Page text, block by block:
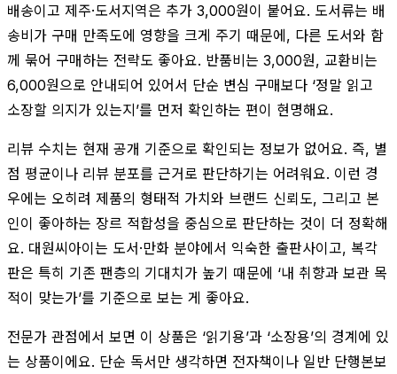
배송이고 제주·도서지역은 추가 3,000원이 붙어요. 도서류는 배
송비가 구매 만족도에 영향을 크게 주기 때문에, 다른 도서와 함
께 묶어 구매하는 전략도 좋아요. 반품비는 3,000원, 교환비는
6,000원으로 안내되어 있어서 단순 변심 구매보다 ‘정말 읽고
소장할 의지가 있는지’를 먼저 확인하는 편이 현명해요.
리뷰 수치는 현재 공개 기준으로 확인되는 정보가 없어요. 즉, 별
점 평균이나 리뷰 분포를 근거로 판단하기는 어려워요. 이런 경
우에는 오히려 제품의 형태적 가치와 브랜드 신뢰도, 그리고 본
인이 좋아하는 장르 적합성을 중심으로 판단하는 것이 더 정확해
요. 대원씨아이는 도서·만화 분야에서 익숙한 출판사이고, 복각
판은 특히 기존 팬층의 기대치가 높기 때문에 ‘내 취향과 보관 목
적이 맞는가’를 기준으로 보는 게 좋아요.
전문가 관점에서 보면 이 상품은 ‘읽기용’과 ‘소장용’의 경계에 있
는 상품이에요. 단순 독서만 생각하면 전자책이나 일반 단행본보